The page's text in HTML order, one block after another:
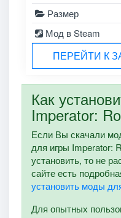
Размер
Мод в Steam
ПЕРЕЙТИ К
Как
Imperator:
Если Вы скачали
для игры Imperator:
установить, то не
сайте есть
установить моды
Для опытных